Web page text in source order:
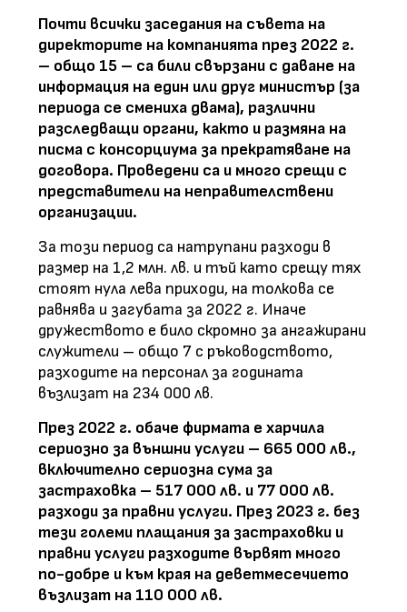
Почти всички заседания на съвета на
директорите на компанията през 2022 г.
– общо 15 – са били свързани с даване на
информация на един или друг министър (за
периода се смениха двама), различни
разследващи органи, както и размяна на
писма с консорциума за прекратяване на
договора. Проведени са и много срещи с
представители на неправителствени
организации.
За този период са натрупани разходи в
размер на 1,2 млн. лв. и тъй като срещу тях
стоят нула лева приходи, на толкова се
равнява и загубата за 2022 г. Иначе
дружеството е било скромно за ангажирани
служители – общо 7 с ръководството,
разходите на персонал за годината
възлизат на 234 000 лв.
През 2022 г. обаче фирмата е харчила
сериозно за външни услуги – 665 000 лв.,
включително сериозна сума за
застраховка – 517 000 лв. и 77 000 лв.
разходи за правни услуги. През 2023 г. без
тези големи плащания за застраховки и
правни услуги разходите вървят много
по-добре и към края на деветмесечието
възлизат на 110 000 лв.